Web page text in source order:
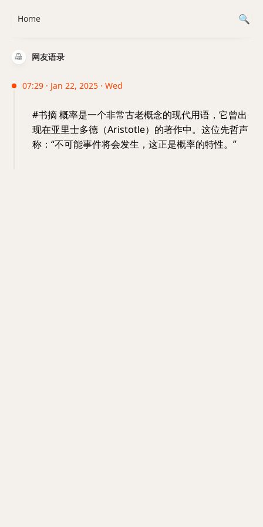
网友语录
07:29 · Jan 22, 2025 · Wed
#书摘 概率是一个非常古老概念的现代用语，它曾出
现在亚里士多德（Aristotle）的著作中。这位先哲声
称：“不可能事件将会发生，这正是概率的特性。”
Home